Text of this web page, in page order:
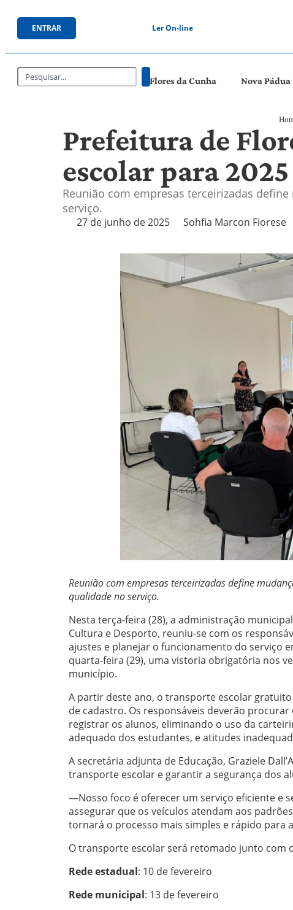
ENTRAR Ler On-line
Flores da Cunha Nova Pádua
Prefeitura de
escolar para 2025
Reunião com empresas terceirizadas
serviço.
27 de junho de 2025 Sohfia Marcon Fiorese
Reunião com empresas terceirizadas define
qualidade no serviço.
Nesta terça-feira (28), a administração
Cultura e Desporto, reuniu-se com os
ajustes e planejar o funcionamento do serviço
quarta-feira (29), uma vistoria obrigatória nos
município.
A partir deste ano, o transporte escolar
de cadastro. Os responsáveis deverão
registrar os alunos, eliminando o uso da
adequado dos estudantes, e atitudes
A secretária adjunta de Educação, Graziele
transporte escolar e garantir a segurança dos
—Nosso foco é oferecer um serviço eficiente e
assegurar que os veículos atendam aos
tornará o processo mais simples e rápido para
O transporte escolar será retomado junto com
Rede estadual: 10 de fevereiro
Rede municipal: 13 de fevereiro